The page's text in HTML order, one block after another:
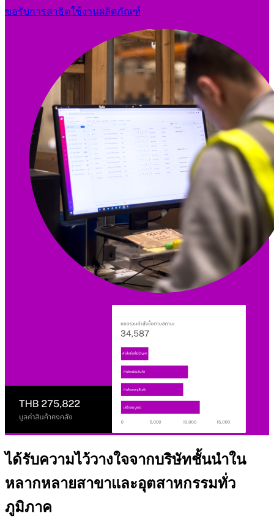
ขอรับการสาธิตใช้งานผลิตภัณฑ์
ได้รับความไว้วางใจจากบริษัทชั้นนำใน
หลากหลายสาขาและอุตสาหกรรมทั่ว
ภูมิภาค